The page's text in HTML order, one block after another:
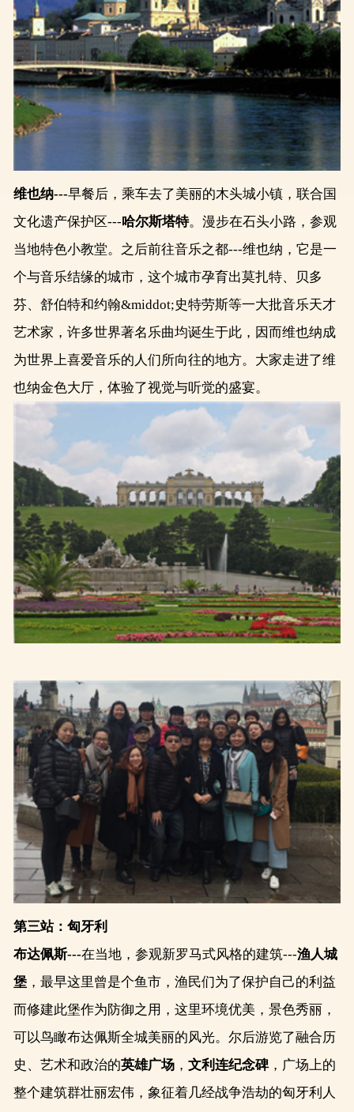
维也纳---早餐后，乘车去了美丽的木头城小镇，联合国
文化遗产保护区---哈尔斯塔特。漫步在石头小路，参观
当地特色小教堂。之后前往音乐之都---维也纳，它是一
个与音乐结缘的城市，这个城市孕育出莫扎特、贝多
芬、舒伯特和约翰&middot;史特劳斯等一大批音乐天才
艺术家，许多世界著名乐曲均诞生于此，因而维也纳成
为世界上喜爱音乐的人们所向往的地方。大家走进了维
也纳金色大厅，体验了视觉与听觉的盛宴。
第三站：匈牙利
布达佩斯---在当地，参观新罗马式风格的建筑---渔人城
堡，最早这里曾是个鱼市，渔民们为了保护自己的利益
而修建此堡作为防御之用，这里环境优美，景色秀丽，
可以鸟瞰布达佩斯全城美丽的风光。尔后游览了融合历
史、艺术和政治的英雄广场， 文利连纪念碑，广场上的
整个建筑群壮丽宏伟，象征着几经战争浩劫的匈牙利人